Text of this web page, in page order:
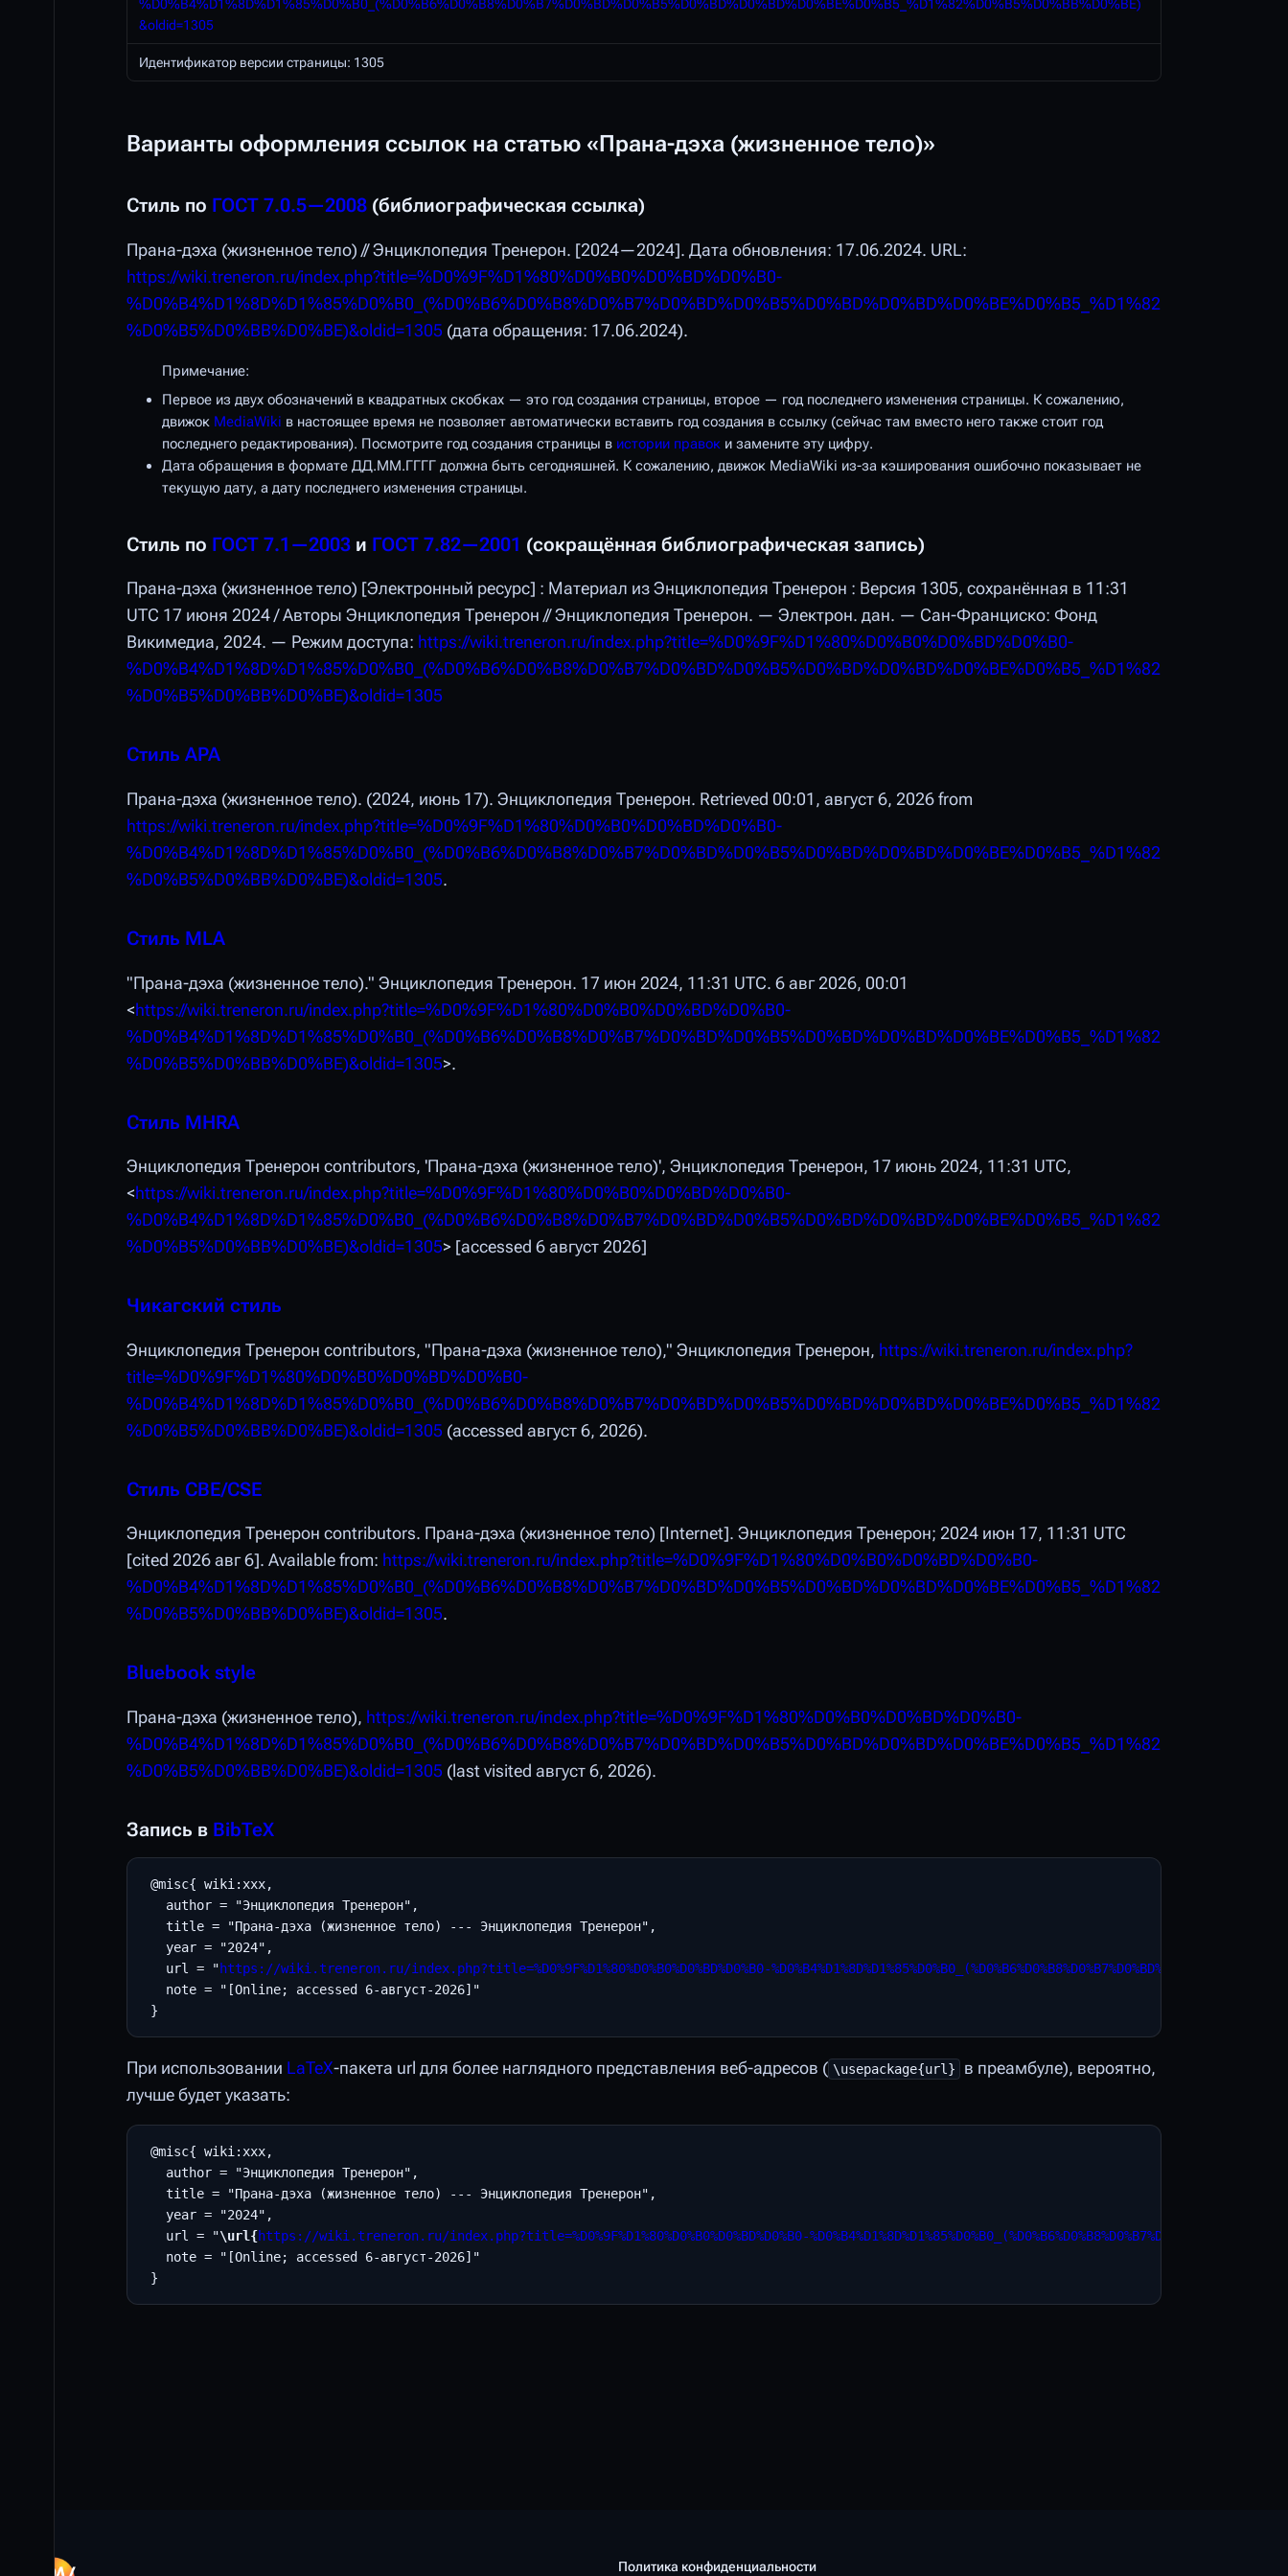
%D0%B4%D1%8D%D1%85%D0%B0_(%D0%B6%D0%B8%D0%B7%D0%BD%D0%B5%D0%BD%D0%BD%D0%BE%D0%B5_%D1%82%D0%B5%D0%BB%D0%BE)
&oldid=1305
Идентификатор версии страницы: 1305
Варианты оформления ссылок на статью «Прана-дэха (жизненное тело)»
Стиль по ГОСТ 7.0.5—2008 (библиографическая ссылка)
Прана-дэха (жизненное тело) // Энциклопедия Тренерон. [2024—2024]. Дата обновления: 17.06.2024. URL:
https://wiki.treneron.ru/index.php?title=%D0%9F%D1%80%D0%B0%D0%BD%D0%B0-
%D0%B4%D1%8D%D1%85%D0%B0_(%D0%B6%D0%B8%D0%B7%D0%BD%D0%B5%D0%BD%D0%BD%D0%BE%D0%B5_%D1%82
%D0%B5%D0%BB%D0%BE)&oldid=1305 (дата обращения: 17.06.2024).
Примечание:
Первое из двух обозначений в квадратных скобках — это год создания страницы, второе — год последнего изменения страницы. К сожалению,
движок MediaWiki в настоящее время не позволяет автоматически вставить год создания в ссылку (сейчас там вместо него также стоит год
последнего редактирования). Посмотрите год создания страницы в истории правоки замените эту цифру.
Дата обращения в формате ДД.ММ.ГГГГ должна быть сегодняшней. К сожалению, движок MediaWiki из-за кэширования ошибочно показывает не
текущую дату, а дату последнего изменения страницы.
Стиль по ГОСТ 7.1—2003 и ГОСТ 7.82—2001 (сокращённая библиографическая запись)
Прана-дэха (жизненное тело) [Электронный ресурс] : Материал из Энциклопедия Тренерон : Версия 1305, сохранённая в 11:31
UTC 17 июня 2024 / Авторы Энциклопедия Тренерон // Энциклопедия Тренерон. — Электрон. дан. — Сан-Франциско: Фонд
Викимедиа, 2024. — Режим доступа: https://wiki.treneron.ru/index.php?title=%D0%9F%D1%80%D0%B0%D0%BD%D0%B0-
%D0%B4%D1%8D%D1%85%D0%B0_(%D0%B6%D0%B8%D0%B7%D0%BD%D0%B5%D0%BD%D0%BD%D0%BE%D0%B5_%D1%82
%D0%B5%D0%BB%D0%BE)&oldid=1305
Стиль APA
Прана-дэха (жизненное тело). (2024, июнь 17). Энциклопедия Тренерон. Retrieved 00:01, август 6, 2026 from
https://wiki.treneron.ru/index.php?title=%D0%9F%D1%80%D0%B0%D0%BD%D0%B0-
%D0%B4%D1%8D%D1%85%D0%B0_(%D0%B6%D0%B8%D0%B7%D0%BD%D0%B5%D0%BD%D0%BD%D0%BE%D0%B5_%D1%82
%D0%B5%D0%BB%D0%BE)&oldid=1305.
Стиль MLA
"Прана-дэха (жизненное тело)." Энциклопедия Тренерон. 17 июн 2024, 11:31 UTC. 6 авг 2026, 00:01
<https://wiki.treneron.ru/index.php?title=%D0%9F%D1%80%D0%B0%D0%BD%D0%B0-
%D0%B4%D1%8D%D1%85%D0%B0_(%D0%B6%D0%B8%D0%B7%D0%BD%D0%B5%D0%BD%D0%BD%D0%BE%D0%B5_%D1%82
%D0%B5%D0%BB%D0%BE)&oldid=1305>.
Стиль MHRA
Энциклопедия Тренерон contributors, 'Прана-дэха (жизненное тело)', Энциклопедия Тренерон, 17 июнь 2024, 11:31 UTC,
<https://wiki.treneron.ru/index.php?title=%D0%9F%D1%80%D0%B0%D0%BD%D0%B0-
%D0%B4%D1%8D%D1%85%D0%B0_(%D0%B6%D0%B8%D0%B7%D0%BD%D0%B5%D0%BD%D0%BD%D0%BE%D0%B5_%D1%82
%D0%B5%D0%BB%D0%BE)&oldid=1305> [accessed 6 август 2026]
Чикагский стиль
Энциклопедия Тренерон contributors, "Прана-дэха (жизненное тело)," Энциклопедия Тренерон, https://wiki.treneron.ru/index.php?
title=%D0%9F%D1%80%D0%B0%D0%BD%D0%B0-
%D0%B4%D1%8D%D1%85%D0%B0_(%D0%B6%D0%B8%D0%B7%D0%BD%D0%B5%D0%BD%D0%BD%D0%BE%D0%B5_%D1%82
%D0%B5%D0%BB%D0%BE)&oldid=1305 (accessed август 6, 2026).
Стиль CBE/CSE
Энциклопедия Тренерон contributors. Прана-дэха (жизненное тело) [Internet]. Энциклопедия Тренерон; 2024 июн 17, 11:31 UTC
[cited 2026 авг 6]. Available from: https://wiki.treneron.ru/index.php?title=%D0%9F%D1%80%D0%B0%D0%BD%D0%B0-
%D0%B4%D1%8D%D1%85%D0%B0_(%D0%B6%D0%B8%D0%B7%D0%BD%D0%B5%D0%BD%D0%BD%D0%BE%D0%B5_%D1%82
%D0%B5%D0%BB%D0%BE)&oldid=1305.
Bluebook style
Прана-дэха (жизненное тело), https://wiki.treneron.ru/index.php?title=%D0%9F%D1%80%D0%B0%D0%BD%D0%B0-
%D0%B4%D1%8D%D1%85%D0%B0_(%D0%B6%D0%B8%D0%B7%D0%BD%D0%B5%D0%BD%D0%BD%D0%BE%D0%B5_%D1%82
%D0%B5%D0%BB%D0%BE)&oldid=1305 (last visited август 6, 2026).
Запись в BibTeX
@misc{ wiki:xxx,
   author = "Энциклопедия Тренерон",
   title = "Прана-дэха (жизненное тело) --- Энциклопедия Тренерон",
   year = "2024",
   url = "
https://wiki.treneron.ru/index.php?title=%D0%9F%D1%80%D0%B0%D0%BD%D0%B0-
   note = "[Online; accessed 6-август-2026]"
При использовании LaTeX-пакета url для более наглядного представления веб-адресов ( \usepackage{url}
в преамбуле), вероятно,
лучше будет указать:
@misc{ wiki:xxx,
   author = "Энциклопедия Тренерон",
   title = "Прана-дэха (жизненное тело) --- Энциклопедия Тренерон",
   year = "2024",
   url = "
\url{https://wiki.treneron.ru/index.php?title=%D0%9F%D1%80%D0%B0%D0%BD%D0%B0-
   note = "[Online; accessed 6-август-2026]"
Политика конфиденциальности